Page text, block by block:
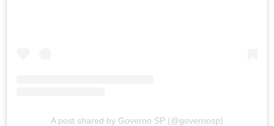
A post shared by Governo SP (@governosp)